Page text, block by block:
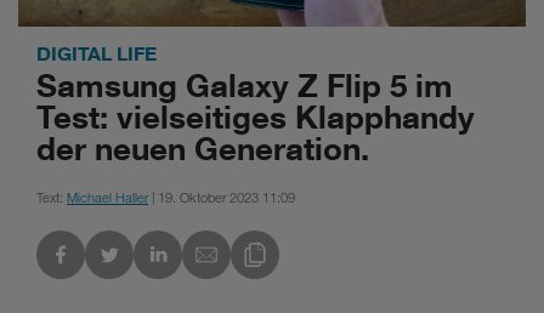
DIGITAL LIFE
Samsung Galaxy Z Flip 5 im
Test: vielseitiges Klapphandy
der neuen Generation.
Text: Michael Haller| 19. Oktober 2023 11:09
Link des Blogs kopieren